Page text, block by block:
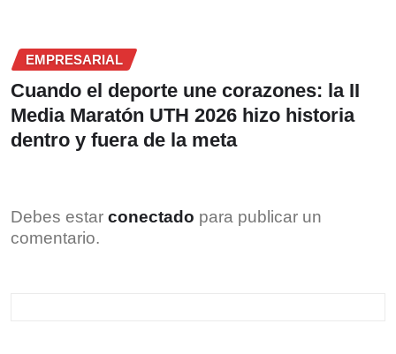
EMPRESARIAL
Cuando el deporte une corazones: la II
Media Maratón UTH 2026 hizo historia
dentro y fuera de la meta
Debes estar conectado para publicar un
comentario.